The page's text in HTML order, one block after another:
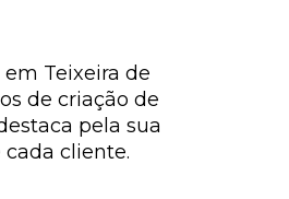
Teixeira de
de criação de
pela sua
cliente.